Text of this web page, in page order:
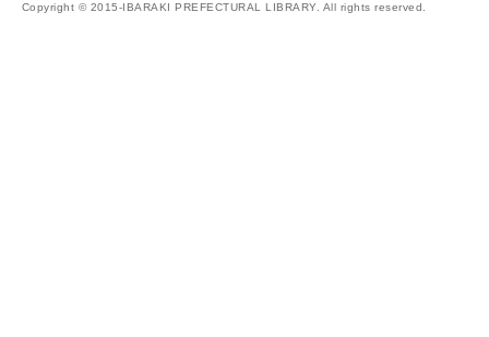
Copyright © 2015-IBARAKI PREFECTURAL LIBRARY. All rights reserved.